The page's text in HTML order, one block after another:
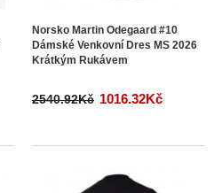
Norsko Martin Odegaard #10
Dámské Venkovní Dres MS 2026
Krátkým Rukávem
2540.92Kč 1016.32Kč